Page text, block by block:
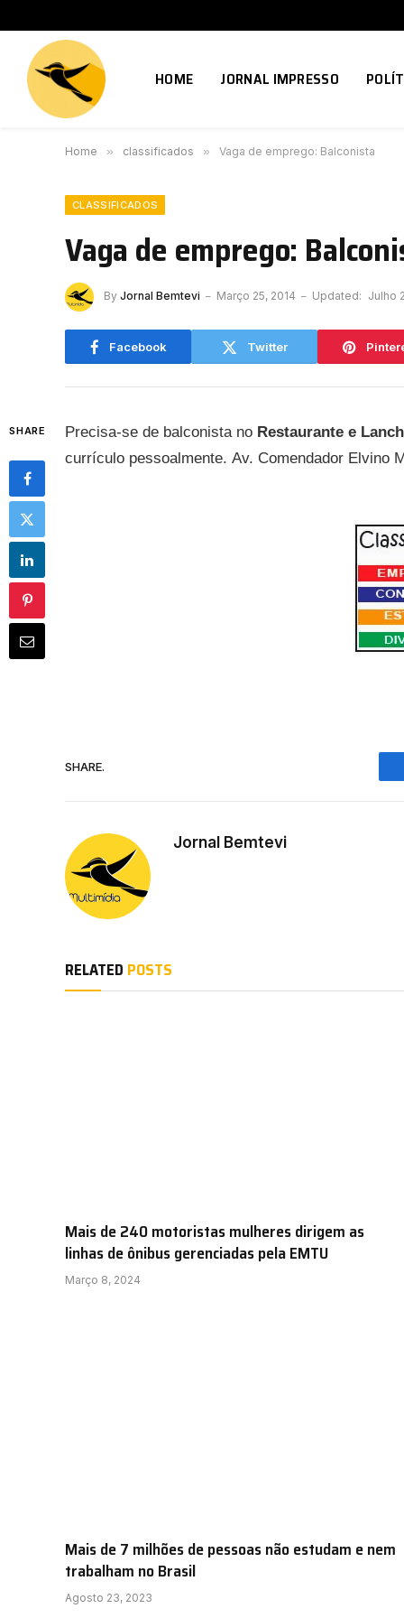
HOME JORNAL IMPRESSO
Home » classificados » Vaga de emprego: Balconista
CLASSIFICADOS
Vaga de emprego:
By Jornal Bemtevi Março 25, 2014 Updated: Julho
Facebook Twitter
SHARE Precisa-se de balconista no Restaurante e
currículo pessoalmente. Av. Comendador Elvino
SHARE.
Jornal Bemtevi
RELATED POSTS
Mais de 240 motoristas mulheres dirigem as
linhas de ônibus gerenciadas pela EMTU
Março 8, 2024
Mais de 7 milhões de pessoas não estudam e nem
trabalham no Brasil
Agosto 23, 2023